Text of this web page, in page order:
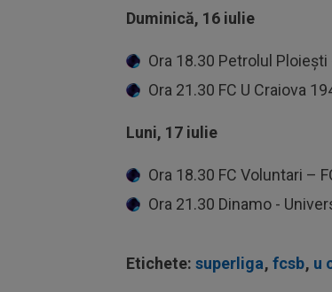
Duminică, 16 iulie
Ora 18.30 Petrolul
Ora 21.30 FC U Craiova
Luni, 17 iulie
Ora 18.30 FC Voluntari –
Ora 21.30 Dinamo -
Etichete: superliga, fcsb, u